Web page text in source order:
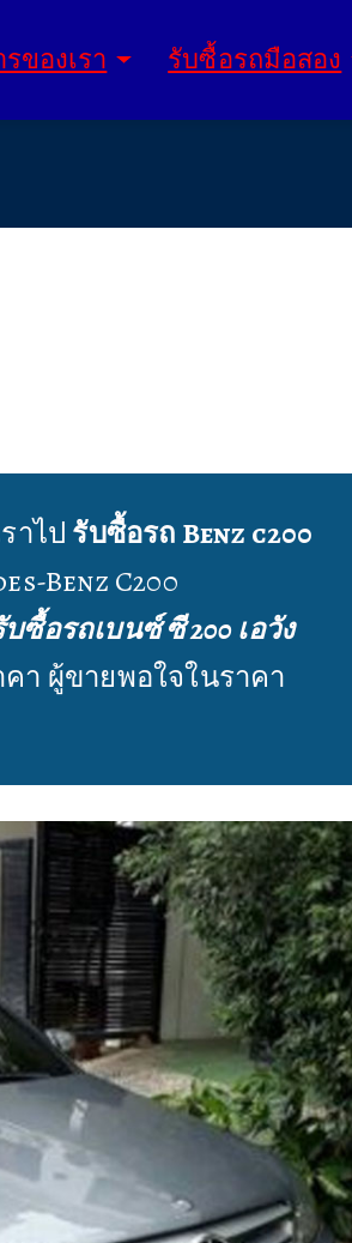
ของเรา รับซื้อรถมือสอง
าไป รับซื้อรถ Benz c200
Benz C200
ซื้อรถเบนซ์ ซี 200 เอวัง
คา ผู้ขายพอใจในราคา